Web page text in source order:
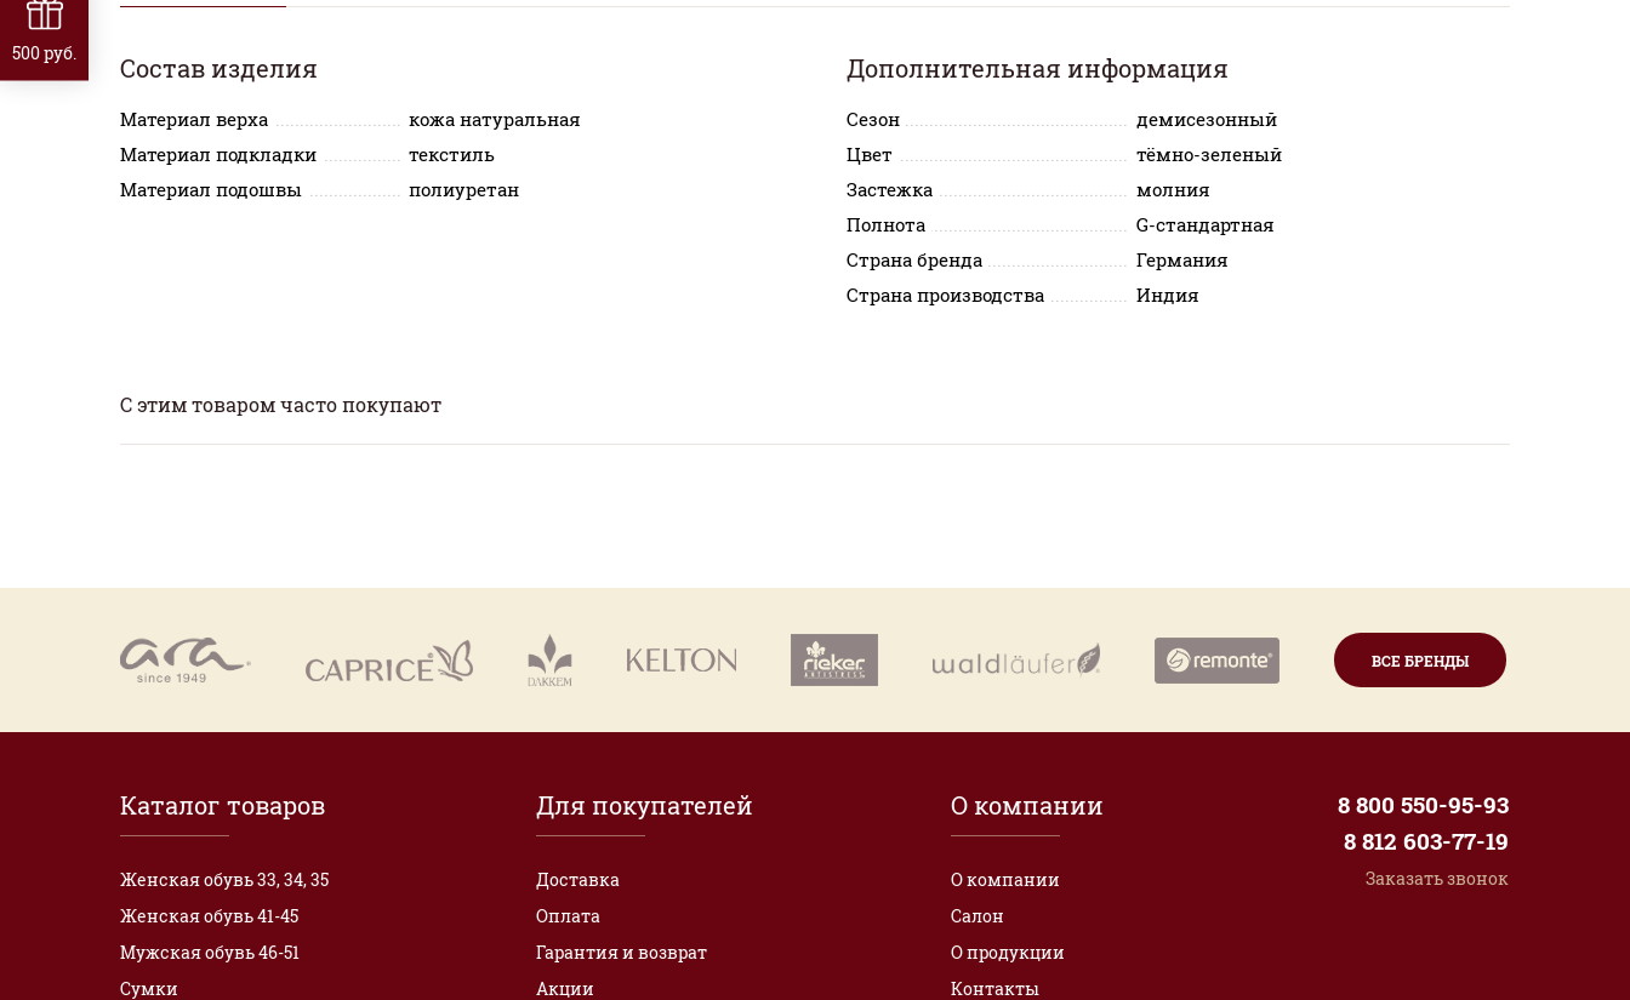
Состав изделия
Материал верха
кожа натуральная
Материал подкладки
текстиль
Материал подошвы
полиуретан
Дополнительная информация
Сезон
демисезонный
Цвет
тёмно-зеленый
Застежка
молния
Полнота
G-стандартная
Страна бренда
Германия
Страна производства
Индия
С этим товаром часто покупают
ВСЕ БРЕНДЫ
Каталог товаров
Женская обувь 33, 34, 35
Женская обувь 41-45
Мужская обувь 46-51
Сумки
Для покупателей
Доставка
Оплата
Гарантия и возврат
Акции
О компании
О компании
Салон
О продукции
Контакты
8 800 550-95-93
8 812 603-77-19
Заказать звонок
500 руб.